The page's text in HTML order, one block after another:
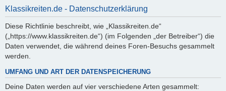
Klassikreiten.de - Datenschutzerklärung
Diese Richtlinie beschreibt, wie „Klassikreiten.de“
(„https://www.klassikreiten.de“) (im Folgenden „der Betreiber“) die
Daten verwendet, die während deines Foren-Besuchs gesammelt
werden.
UMFANG UND ART DER DATENSPEICHERUNG
Deine Daten werden auf vier verschiedene Arten gesammelt: